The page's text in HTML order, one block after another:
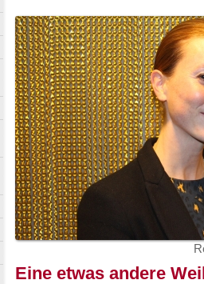
Eine etwas andere